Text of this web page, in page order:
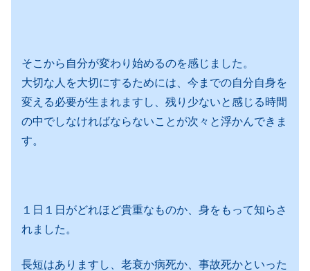
そこから自分が変わり始めるのを感じました。
大切な人を大切にするためには、今までの自分自身を
変える必要が生まれますし、残り少ないと感じる時間
の中でしなければならないことが次々と浮かんできま
す。
１日１日がどれほど貴重なものか、身をもって知らさ
れました。
長短はありますし、老衰か病死か、事故死かといった